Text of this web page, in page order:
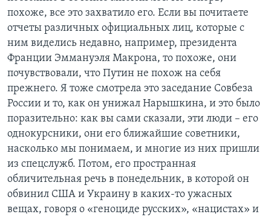
похоже, все это захватило его. Если вы почитаете
отчеты различных официальных лиц, которые с
ним виделись недавно, например, президента
Франции Эммануэля Макрона, то похоже, они
почувствовали, что Путин не похож на себя
прежнего. Я тоже смотрела это заседание Совбеза
России и то, как он унижал Нарышкина, и это было
поразительно: как вы сами сказали, эти люди – его
однокурсники, они его ближайшие советники,
насколько мы понимаем, и многие из них пришли
из спецслужб. Потом, его пространная
обличительная речь в понедельник, в которой он
обвинил США и Украину в каких-то ужасных
вещах, говоря о «геноциде русских», «нацистах» и